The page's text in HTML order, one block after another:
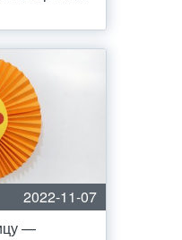
2022-11-07
—